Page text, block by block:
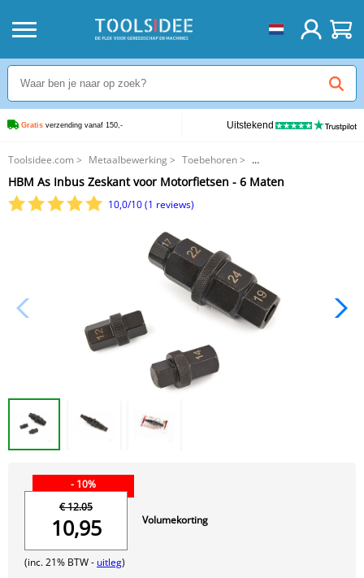
Gratis verzending vanaf 150,- Uitstekend
Toolsidee.com > Metaalbewerking > Toebehoren>
HBM As Inbus Zeskant voor Motorfietsen - 6 Maten
HBM As Inbus Zeskant voor Motorfietsen - 6 Maten
10,0/10 (1 reviews)
- 10%
€ 12.05
10,95
(inc. 21% BTW - uitleg)
Volumekorting